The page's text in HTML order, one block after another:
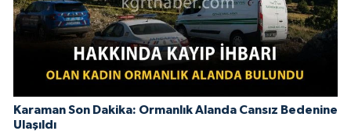
Karaman Son Dakika: Ormanlık Alanda Cansız Bedenine
Ulaşıldı